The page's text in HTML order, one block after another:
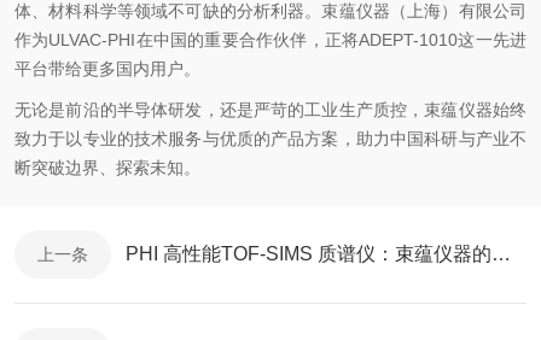
体、材料科学等领域不可缺的分析利器。束蕴仪器（上海）有限公司
作为ULVAC-PHI在中国的重要合作伙伴，正将ADEPT-1010这一先进
平台带给更多国内用户。
无论是前沿的半导体研发，还是严苛的工业生产质控，束蕴仪器始终
致力于以专业的技术服务与优质的产品方案，助力中国科研与产业不
断突破边界、探索未知。
上一条 PHI 高性能TOF-SIMS 质谱仪：束蕴仪器的精准分析方案